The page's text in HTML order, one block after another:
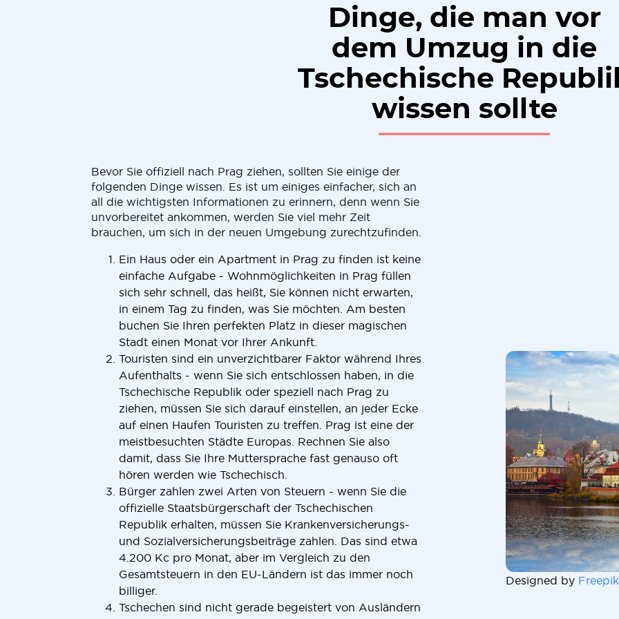
Dinge, die man vor
dem Umzug in die
Tschechische
wissen sollte
Bevor Sie offiziell nach Prag ziehen, sollten Sie einige der
folgenden Dinge wissen. Es ist um einiges einfacher, sich an
all die wichtigsten Informationen zu erinnern, denn wenn Sie
unvorbereitet ankommen, werden Sie viel mehr Zeit
brauchen, um sich in der neuen Umgebung zurechtzufinden.
Ein Haus oder ein Apartment in Prag zu finden ist keine
einfache Aufgabe - Wohnmöglichkeiten in Prag füllen
sich sehr schnell, das heißt, Sie können nicht erwarten,
in einem Tag zu finden, was Sie möchten. Am besten
buchen Sie Ihren perfekten Platz in dieser magischen
Stadt einen Monat vor Ihrer Ankunft.
Touristen sind ein unverzichtbarer Faktor während Ihres
Aufenthalts - wenn Sie sich entschlossen haben, in die
Tschechische Republik oder speziell nach Prag zu
ziehen, müssen Sie sich darauf einstellen, an jeder Ecke
auf einen Haufen Touristen zu treffen. Prag ist eine der
meistbesuchten Städte Europas. Rechnen Sie also
damit, dass Sie Ihre Muttersprache fast genauso oft
hören werden wie Tschechisch.
Bürger zahlen zwei Arten von Steuern - wenn Sie die
offizielle Staatsbürgerschaft der Tschechischen
Republik erhalten, müssen Sie Krankenversicherungs-
und Sozialversicherungsbeiträge zahlen. Das sind etwa
4.200 Kc pro Monat, aber im Vergleich zu den
Gesamtsteuern in den EU-Ländern ist das immer noch
billiger.
Tschechen sind nicht gerade begeistert von Ausländern
Designed by